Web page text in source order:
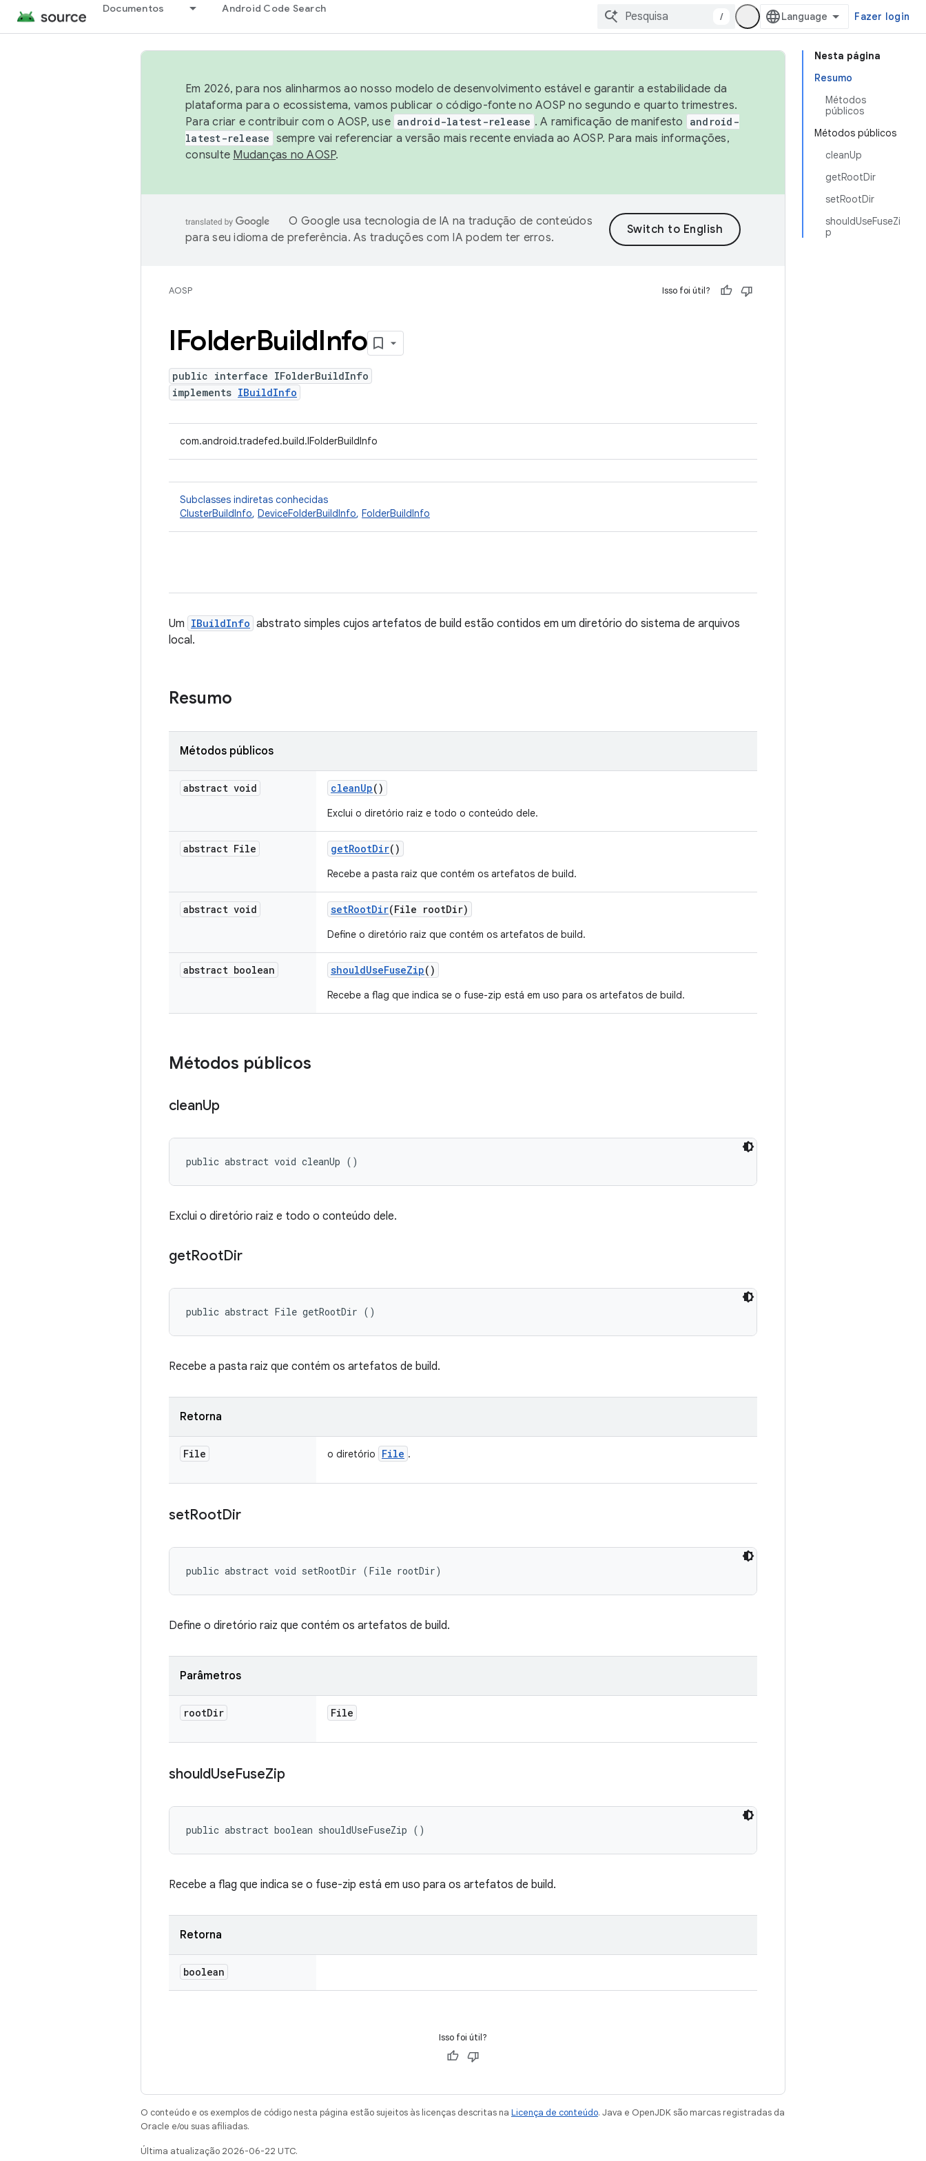
Documentos Android Code Search
/ Fazer login
Nesta página
Resumo
Métodos
públicos
Métodos públicos
cleanUp
getRootDir
setRootDir
shouldUseFuseZi
p
Em 2026, para nos alinharmos ao nosso modelo de desenvolvimento estável e garantir a estabilidade da
plataforma para o ecossistema, vamos publicar o código-fonte no AOSP no segundo e quarto trimestres.
Para criar e contribuir com o AOSP, use android-latest-release . A ramificação de manifesto
android-
latest-release sempre vai referenciar a versão mais recente enviada ao AOSP. Para mais informações,
consulte Mudanças no AOSP.
O Google usa tecnologia de IA na tradução de conteúdos
para seu idioma de preferência. As traduções com IA podem ter erros.
AOSP Isso foi útil?
IFolderBuildInfo
public interface IFolderBuildInfo
implements IBuildInfo
com.android.tradefed.build.IFolderBuildInfo
Subclasses indiretas conhecidas
ClusterBuildInfo, DeviceFolderBuildInfo, FolderBuildInfo
Um IBuildInfo abstrato simples cujos artefatos de build estão contidos em um diretório do sistema de arquivos
local.
Resumo
Métodos públicos
abstract void cleanUp()
Exclui o diretório raiz e todo o conteúdo dele.
abstract File getRootDir()
Recebe a pasta raiz que contém os artefatos de build.
abstract void setRootDir(File rootDir)
Define o diretório raiz que contém os artefatos de build.
abstract boolean shouldUseFuseZip()
Recebe a flag que indica se o fuse-zip está em uso para os artefatos de build.
Métodos públicos
cleanUp
public abstract void cleanUp ()
Exclui o diretório raiz e todo o conteúdo dele.
getRootDir
public abstract File getRootDir ()
Recebe a pasta raiz que contém os artefatos de build.
Retorna
File o diretório File .
setRootDir
public abstract void setRootDir (File rootDir)
Define o diretório raiz que contém os artefatos de build.
Parâmetros
rootDir File
shouldUseFuseZip
public abstract boolean shouldUseFuseZip ()
Recebe a flag que indica se o fuse-zip está em uso para os artefatos de build.
Retorna
boolean
Isso foi útil?
O conteúdo e os exemplos de código nesta página estão sujeitos às licenças descritas na Licença de conteúdo. Java e OpenJDK são marcas registradas da
Oracle e/ou suas afiliadas.
Última atualização 2026-06-22 UTC.